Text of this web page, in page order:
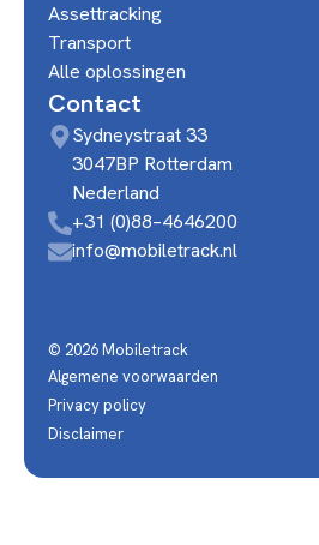
Assettracking
Transport
Alle oplossingen
Contact
Sydneystraat 33
3047BP Rotterdam
Nederland
+31 (0)88–4646200
info@mobiletrack.nl
© 2026 Mobiletrack
Algemene voorwaarden
Privacy policy
Disclaimer